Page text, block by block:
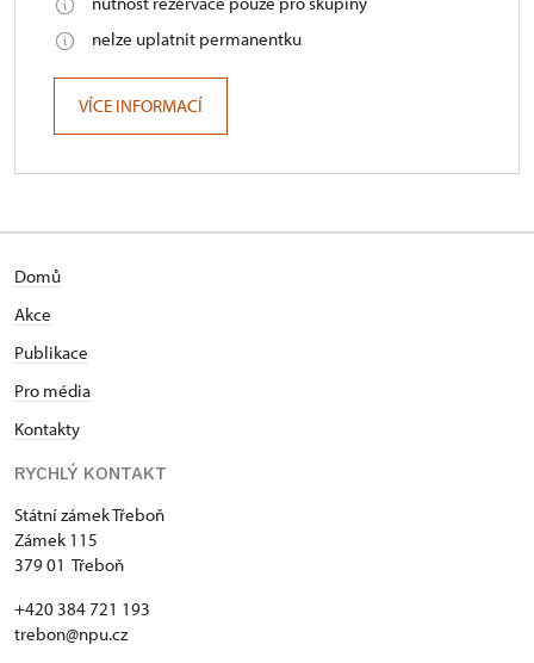
nelze uplatnit permanentku
VÍCE INFORMACÍ
Domů
Akce
Publikace
Pro média
Kontakty
RYCHLÝ KONTAKT
Státní zámek Třeboň
Zámek 115
379 01 Třeboň
+420 384 721 193
trebon@npu.cz